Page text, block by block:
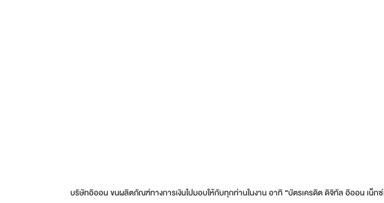
บริษัทอิออน ขนผลิตภัณฑ์ทางการเงินไปมอบให้กับทุกท่านในงาน อาทิ “บัตรเครดิต ดิจิทัล อิออน เน็ก